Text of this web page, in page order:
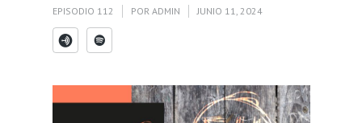
EPISODIO 112 POR ADMIN JUNIO 11, 2024